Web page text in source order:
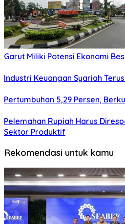
Garut Miliki Potensi Ekonomi
Industri Keuangan Syariah
Pertumbuhan 5,29 Persen,
Pelemahan Rupiah Harus
Sektor Produktif
Rekomendasi untuk kamu